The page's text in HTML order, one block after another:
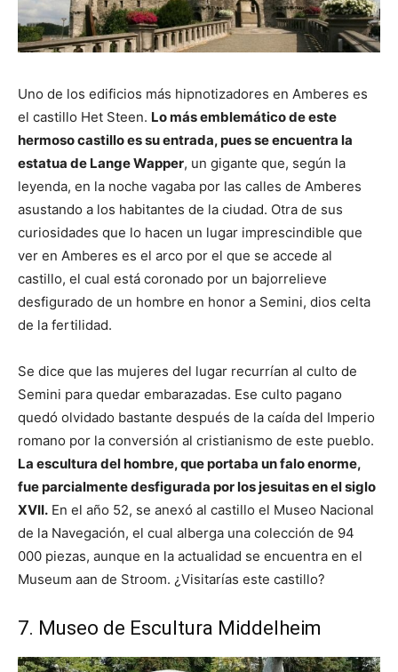
Uno de los edificios más hipnotizadores en Amberes es
el castillo Het Steen. Lo más emblemático de este
hermoso castillo es su entrada, pues se encuentra la
estatua de Lange Wapper, un gigante que, según la
leyenda, en la noche vagaba por las calles de Amberes
asustando a los habitantes de la ciudad. Otra de sus
curiosidades que lo hacen un lugar imprescindible que
ver en Amberes es el arco por el que se accede al
castillo, el cual está coronado por un bajorrelieve
desfigurado de un hombre en honor a Semini, dios celta
de la fertilidad.
Se dice que las mujeres del lugar recurrían al culto de
Semini para quedar embarazadas. Ese culto pagano
quedó olvidado bastante después de la caída del Imperio
romano por la conversión al cristianismo de este pueblo.
La escultura del hombre, que portaba un falo enorme,
fue parcialmente desfigurada por los jesuitas en el siglo
XVII. En el año 52, se anexó al castillo el Museo Nacional
de la Navegación, el cual alberga una colección de 94
000 piezas, aunque en la actualidad se encuentra en el
Museum aan de Stroom. ¿Visitarías este castillo?
7. Museo de Escultura Middelheim